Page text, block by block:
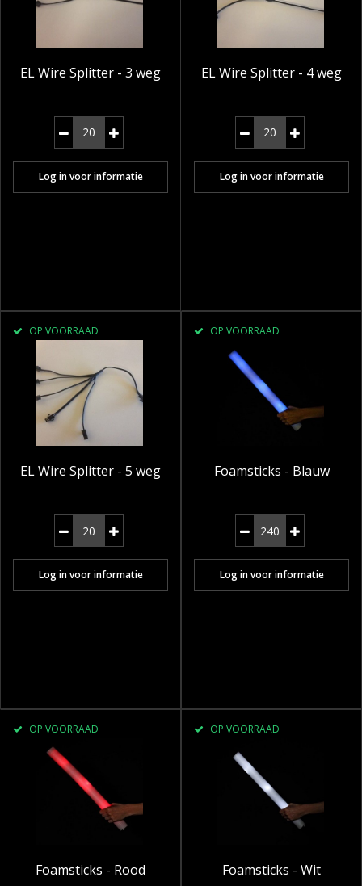
EL Wire Splitter - 3 weg
Log in voor informatie
EL Wire Splitter - 4 weg
Log in voor informatie
OP VOORRAAD
EL Wire Splitter - 5 weg
Log in voor informatie
OP VOORRAAD
Foamsticks - Blauw
Log in voor informatie
OP VOORRAAD
Foamsticks - Rood
OP VOORRAAD
Foamsticks - Wit